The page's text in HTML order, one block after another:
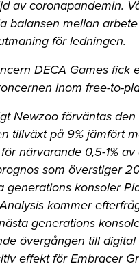
av coronapandemin.
balansen mellan
för ledningen.
DECA Games fick
inom free-to-
Newzoo förväntas
tillväxt på 9% jämfört
närvarande 0,5-1%
som överstiger
konsoler
kommer
generations
övergången till
effekt för Embracer